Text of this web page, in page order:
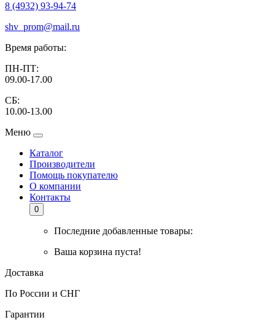
8 (4932) 93-94-74
shv_prom@mail.ru
Время работы:
ПН-ПТ:
09.00-17.00
СБ:
10.00-13.00
Меню
Каталог
Производители
Помощь покупателю
О компании
Контакты
0
Последние добавленные товары:
Ваша корзина пуста!
Доставка
По России и СНГ
Гарантии